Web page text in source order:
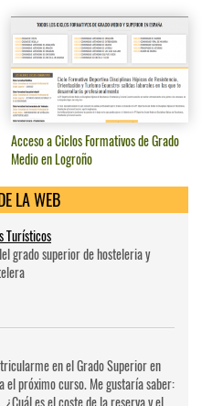
Acceso a Ciclos Formativos de Grado
Medio en Logroño
LA WEB
Turísticos
grado superior de hosteleri­a y
en el Grado Superior en
el próximo curso. Me gustaría saber: